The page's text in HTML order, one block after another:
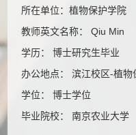
所在单位：植物保护学院
教师英文名称： Qiu Min
学历： 博士研究生毕业
办公地点： 滨江校区-植
学位： 博士学位
毕业院校： 南京农业大学